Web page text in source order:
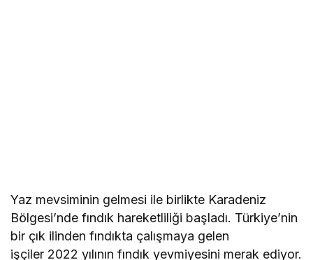
Yaz mevsiminin gelmesi ile birlikte Karadeniz
Bölgesi’nde fındık hareketliliği başladı. Türkiye’nin
bir çık ilinden fındıkta çalışmaya gelen
işçiler 2022 yılının fındık yevmiyesini merak ediyor.